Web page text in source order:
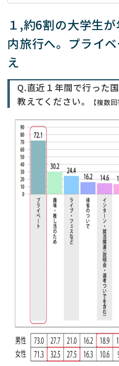
１,約6割の大学生
内旅行へ。プライ
え
Q.直近１年間で行った
教えてください。
【複数回